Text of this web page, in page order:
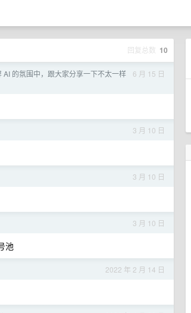
回复总数 10
6 月 15 日
的氛围中，跟大家分享一下不太一样
3 月 10 日
3 月 10 日
3 月 10 日
池
2022 年 2 月 14 日